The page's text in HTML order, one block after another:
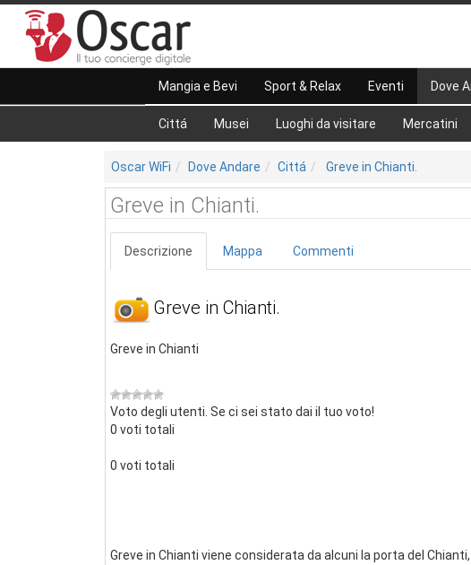
Mangia e Bevi Sport & Relax Eventi Dove
Cittá Musei Luoghi da visitare Mercatini
Oscar WiFi Dove Andare Cittá Greve in Chianti.
Greve in Chianti.
Descrizione Mappa Commenti
Greve in Chianti.
Greve in Chianti
Voto degli utenti. Se ci sei stato dai il tuo voto!
0 voti totali
0 voti totali
Greve in Chianti viene considerata da alcuni la porta del